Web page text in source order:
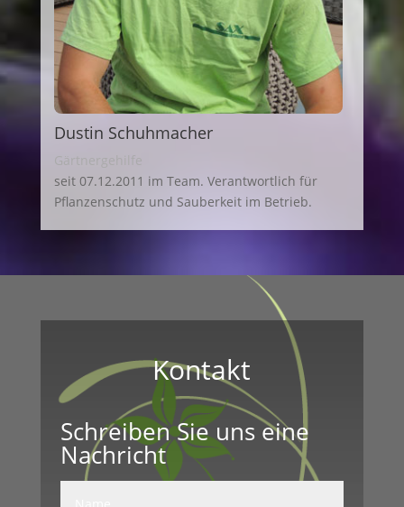
Dustin Schuhmacher
Gärtnergehilfe
seit 07.12.2011 im Team. Verantwortlich für
Pflanzenschutz und Sauberkeit im Betrieb.
Kontakt
Schreiben Sie uns eine
Nachricht